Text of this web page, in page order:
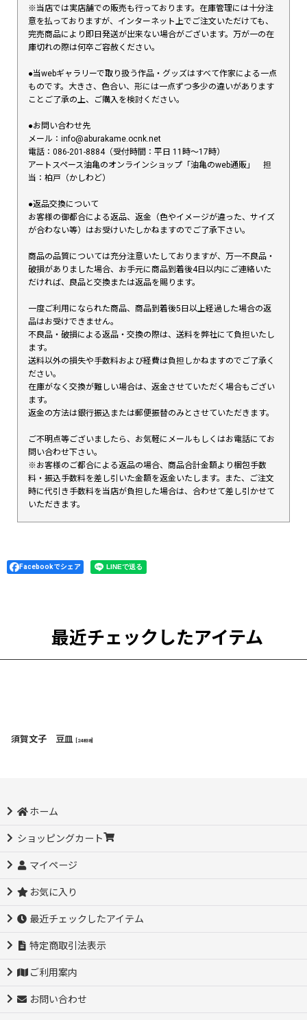
※当店では実店舗での販売も行っております。在庫管理には十分注
意を払っておりますが、インターネット上でご注文いただけても、
完売商品により即日発送が出来ない場合がございます。万が一の在
庫切れの際は何卒ご容赦ください。
●当webギャラリーで取り扱う作品・グッズはすべて作家による一点
ものです。大きさ、色合い、形には一点ずつ多少の違いがあります
ことご了承の上、ご購入を検討ください。
●お問い合わせ先
メール：info@aburakame.ocnk.net
電話：086-201-8884（受付時間：平日 11時〜17時）
アートスペース油亀のオンラインショップ「油亀のweb通販」 担
当：柏戸（かしわど）
●返品交換について
お客様の御都合による返品、返金（色やイメージが違った、サイズ
が合わない等）はお受けいたしかねますのでご了承下さい。
商品の品質については充分注意いたしておりますが、万一不良品・
破損がありました場合、お手元に商品到着後4日以内にご連絡いた
だければ、良品と交換または返品を賜ります。
一度ご利用になられた商品、商品到着後5日以上経過した場合の返
品はお受けできません。
不良品・破損による返品・交換の際は、送料を弊社にて負担いたし
ます。
送料以外の損失や手数料および経費は負担しかねますのでご了承く
ださい。
在庫がなく交換が難しい場合は、返金させていただく場合もござい
ます。
返金の方法は銀行振込または郵便振替のみとさせていただきます。
ご不明点等ございましたら、お気軽にメールもしくはお電話にてお
問い合わせ下さい。
※お客様のご都合による返品の場合、商品合計金額より梱包手数
料・振込手数料を差し引いた金額を返金いたします。また、ご注文
時に代引き手数料を当店が負担した場合は、合わせて差し引かせて
いただきます。
Facebookでシェア
最近チェックしたアイテム
須賀文子 豆皿 24838]
ホーム
ショッピングカート
マイページ
お気に入り
最近チェックしたアイテム
特定商取引法表示
ご利用案内
お問い合わせ